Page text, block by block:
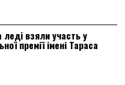
взяли участь у
премії імені Тараса